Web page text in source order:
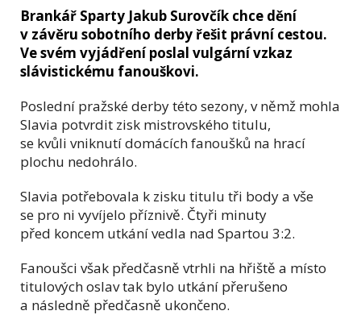
Brankář Sparty Jakub Surovčík chce dění
v závěru sobotního derby řešit právní cestou.
Ve svém vyjádření poslal vulgární vzkaz
slávistickému fanouškovi.
Poslední pražské derby této sezony, v němž mohla
Slavia potvrdit zisk mistrovského titulu,
se kvůli vniknutí domácích fanoušků na hrací
plochu nedohrálo.
Slavia potřebovala k zisku titulu tři body a vše
se pro ni vyvíjelo příznivě. Čtyři minuty
před koncem utkání vedla nad Spartou 3:2.
Fanoušci však předčasně vtrhli na hřiště a místo
titulových oslav tak bylo utkání přerušeno
a následně předčasně ukončeno.